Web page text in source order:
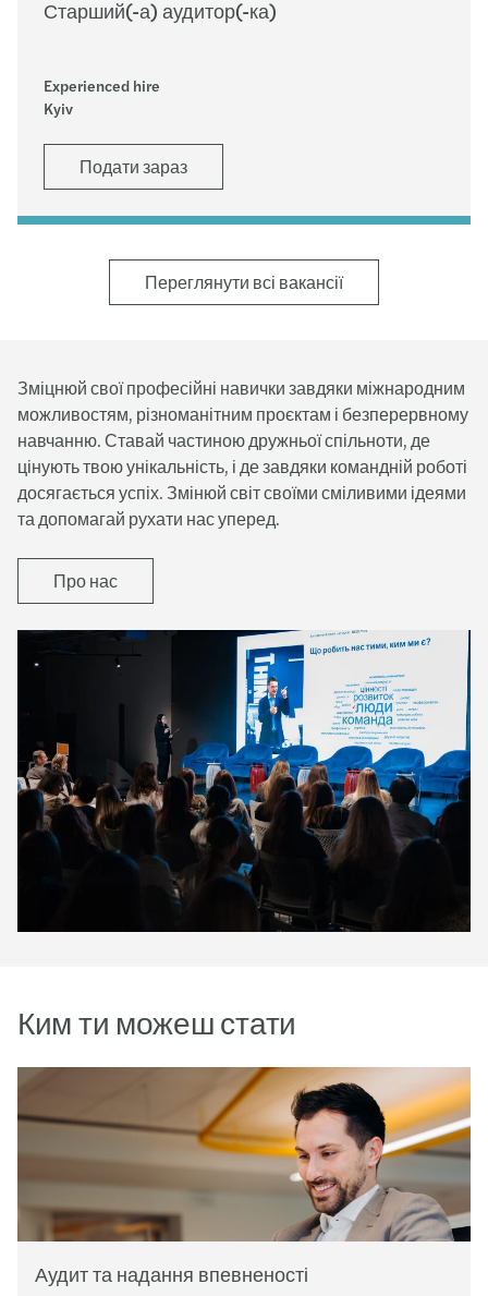
Старший(-а) аудитор(-ка)
Experienced hire
Kyiv
Подати зараз
Переглянути всі вакансії
Зміцнюй свої професійні навички завдяки міжнародним
можливостям, різноманітним проєктам і безперервному
навчанню. Ставай частиною дружньої спільноти, де
цінують твою унікальність, і де завдяки командній роботі
досягається успіх. Змінюй світ своїми сміливими ідеями
та допомагай рухати нас уперед.
Про нас
Ким ти можеш стати
Аудит та надання впевненості